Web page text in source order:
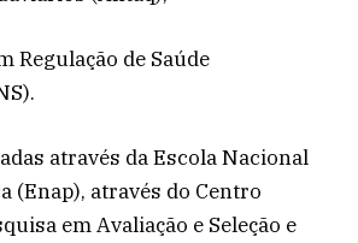
Regulação de Saúde
através da Escola Nacional
(Enap), através do Centro
em Avaliação e Seleção e